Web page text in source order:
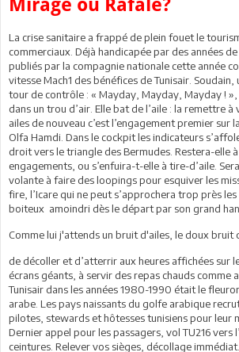
Mirage ou Rafale?
La crise sanitaire a frappé de plein fouet le
commerciaux. Déjà handicapée par des années
publiés par la compagnie nationale cette année
vitesse Mach1 des bénéfices de Tunisair. Soudain,
tour de contrôle : « Mayday, Mayday, Mayday !
dans un trou d’air. Elle bat de l’aile : la remettre
ailes de nouveau c’est l’engagement premier sur
Olfa Hamdi. Dans le cockpit les indicateurs
droit vers le triangle des Bermudes. Restera-elle
engagements, ou s’enfuira-t-elle à tire-d’aile.
volante à faire des loopings pour esquiver les
fire, l’Icare qui ne peut s’approchera trop près
boiteux amoindri dès le départ par son grand
Comme lui j'attends un bruit d'ailes, le doux bruit
de décoller et d’atterrir aux heures affichées sur
écrans géants, à servir des repas chauds comme
Tunisair dans les années 1980-1990 était le
arabe. Les pays naissants du golfe arabique
pilotes, stewards et hôtesses tunisiens pour leur
Dernier appel pour les passagers, vol TU216 vers
ceintures. Relever vos sièges, décollage